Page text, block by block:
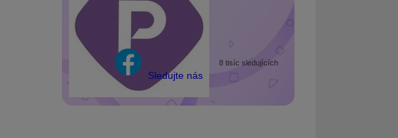
Sledujte nás
8 tisíc sledujících